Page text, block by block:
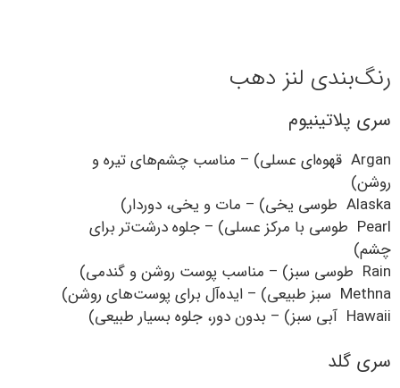
رنگ‌بندی لنز دهب
سری پلاتینیوم
Argan قهوه‌ای عسلی) – مناسب چشم‌های تیره و
روشن)
Alaska طوسی یخی) – مات و یخی، دوردار)
Pearl طوسی با مرکز عسلی) – جلوه درشت‌تر برای
چشم)
Rain طوسی سبز) – مناسب پوست روشن و گندمی)
Methna سبز طبیعی) – ایده‌آل برای پوست‌های روشن)
Hawaii آبی سبز) – بدون دور، جلوه بسیار طبیعی)
سری گلد